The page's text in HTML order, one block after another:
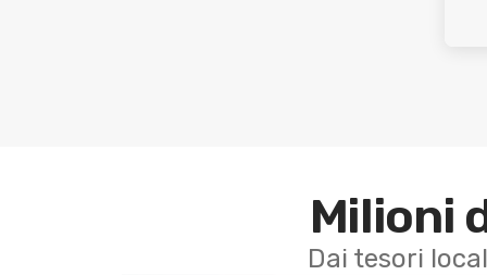
Milioni
Dai tesori